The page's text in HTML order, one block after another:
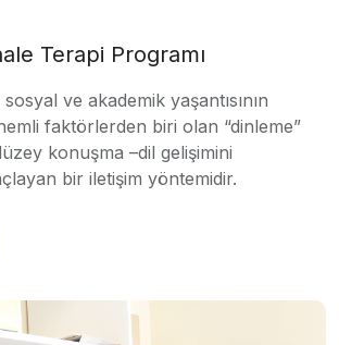
Terapi Programı
ve akademik yaşantısının
faktörlerden biri olan “dinleme”
konuşma –dil gelişimini
bir iletişim yöntemidir.